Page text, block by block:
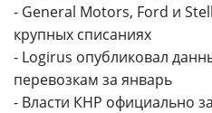
- General Motors, Ford и
крупных списаниях
- Logirus опубликовал
перевозкам за январь
- Власти КНР официально